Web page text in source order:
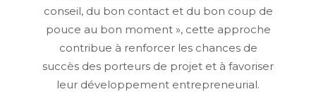
conseil, du bon contact et du bon coup de
pouce au bon moment », cette approche
contribue à renforcer les chances de
succès des porteurs de projet et à favoriser
leur développement entrepreneurial.